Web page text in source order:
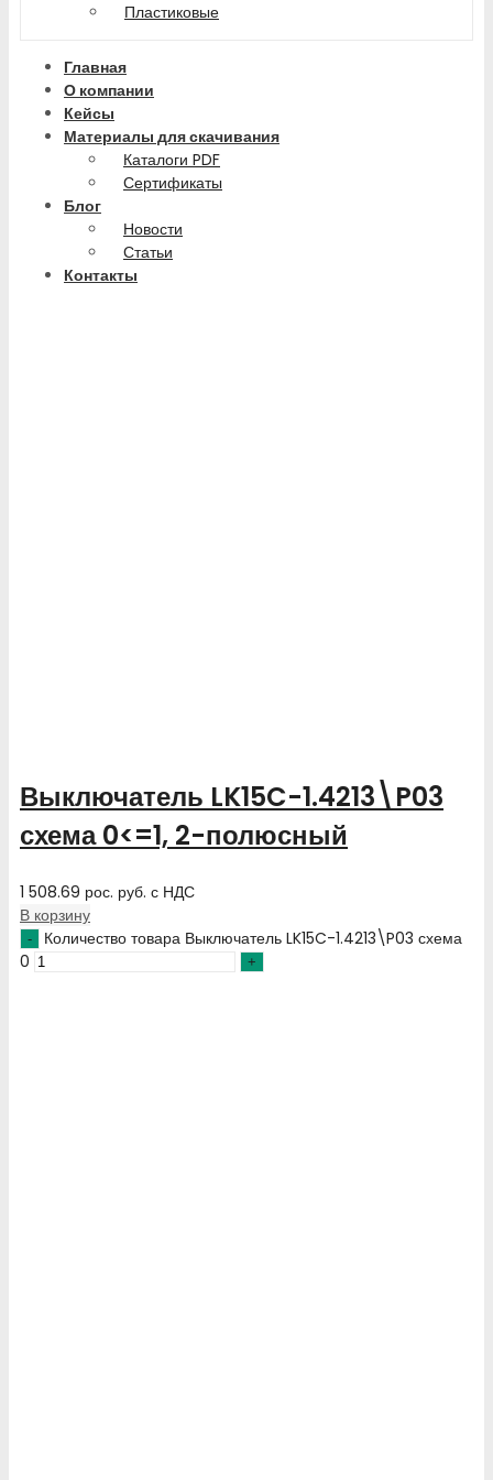
Пластиковые
Главная
О компании
Кейсы
Материалы для скачивания
Каталоги PDF
Сертификаты
Блог
Новости
Статьи
Контакты
Выключатель LK15C-1.4213\P03
схема 0<=1, 2-полюсный
1 508.69 рос. руб. с НДС
В корзину
Количество товара Выключатель LK15C-1.4213\P03 схема
0